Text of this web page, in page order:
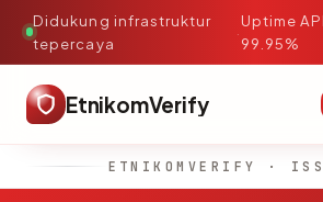
Didukung infrastruktur
tepercaya
·
Uptime
99.95%
EtnikomVerify
ETNIKOMVERIFY ·